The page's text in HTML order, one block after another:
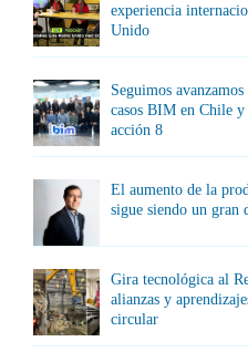
experiencia
Unido
Seguimos
casos BIM en Chile
acción 8
El aumento de la
sigue siendo un
Gira tecnológica al
alianzas y
circular